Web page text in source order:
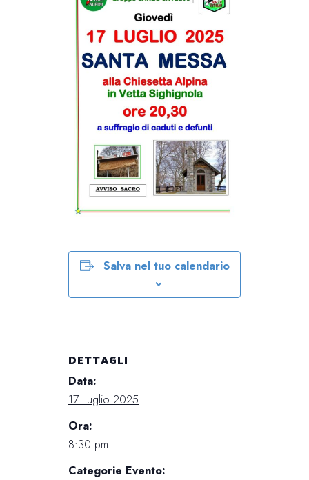
Salva nel tuo calendario
DETTAGLI
Data:
17 Luglio 2025
Ora:
8:30 pm
Categorie Evento: